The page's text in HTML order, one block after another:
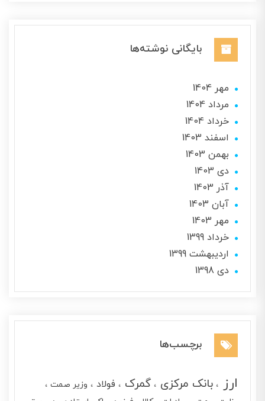
بایگانی نوشته‌ها
مهر 1404
مرداد 1404
خرداد 1404
اسفند 1403
بهمن 1403
دی 1403
آذر 1403
آبان 1403
مهر 1403
خرداد 1399
ارديبهشت 1399
دی 1398
برچسب‌ها
ارز بانک مرکزی گمرک فولاد
وزیر صمت